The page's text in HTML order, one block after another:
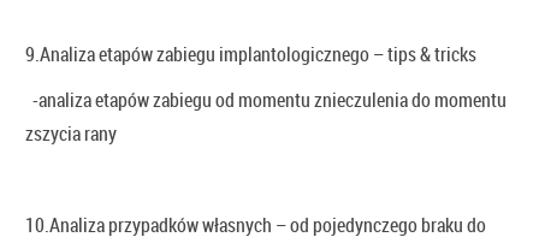
9.Analiza etapów zabiegu implantologicznego – tips & tricks
-analiza etapów zabiegu od momentu znieczulenia do momentu
zszycia rany
10.Analiza przypadków własnych – od pojedynczego braku do